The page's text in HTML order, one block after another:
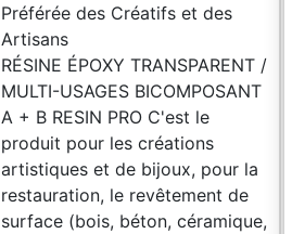
Préférée des Créatifs et des
Artisans
RÉSINE ÉPOXY TRANSPARENT /
MULTI-USAGES BICOMPOSANT
A + B RESIN PRO C'est le
produit pour les créations
artistiques et de bijoux, pour la
restauration, le revêtement de
surface (bois, béton, céramique,